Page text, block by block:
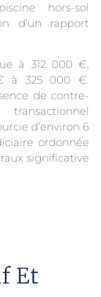
hors-sol
d’un rapport
à 312 000 €,
à 325 000 €.
de contre-
d’environ 6
ordonnée
significative
Et